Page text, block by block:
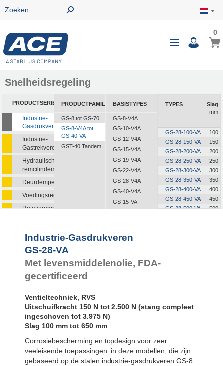
Toggle
00
Snelheidsregeling
PRODUCTSERIE
Industrie-
Gasdrukveren
Industrie-
Gastrekveren
Hydraulische
remcilinders
Deurdempers
Voedingsregelaars
Rotatieremmen
PRODUCTFAMILIE
GS-8 tot GS-70
GS-8-V4A tot
GS-40-VA
GST-40 Tandem
BASISTYPES
GS-8-V4A
GS-10-V4A
GS-12-V4A
GS-15-V4A
GS-19-V4A
GS-22-V4A
GS-28-V4A
GS-40-V4A
GS-15-VA
TYPES
Slag
mm
GS-28-100-VA
100
GS-28-150-VA
150
GS-28-200-VA
200
GS-28-250-VA
250
GS-28-300-VA
300
GS-28-350-VA
350
GS-28-400-VA
400
GS-28-450-VA
450
GS-28-500-VA
500
Industrie-Gasdrukveren
GS-28-VA
Met levensmiddelenolie, FDA-
gecertificeerd
Ventieltechniek, RVS
Uitschuifkracht 150 N tot 2.500 N (stang compleet
ingeschoven tot 3.975 N)
Slag 100 mm tot 650 mm
Corrosiebescherming en topdesign voor zeer
veeleisende toepassingen: in deze modellen, die zijn
gebaseerd op de stalen industrie-gasdrukveren GS-8